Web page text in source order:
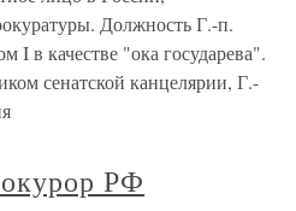
Должность Г.-п.
I в качестве "ока государева".
сенатской канцелярии, Г.-
РФ